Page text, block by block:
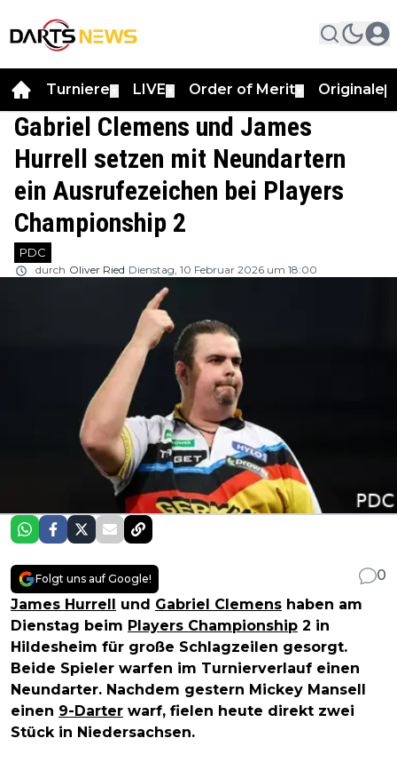
Turniere LIVE Order of Merit Originale
Gabriel Clemens und James
Hurrell setzen mit Neundartern
ein Ausrufezeichen bei Players
Championship 2
PDC
durch Oliver Ried Dienstag, 10 Februar 2026 um 18:00
Folgt uns auf Google!
0
James Hurrell und Gabriel Clemens haben am
Dienstag beim Players Championship 2 in
Hildesheim für große Schlagzeilen gesorgt.
Beide Spieler warfen im Turnierverlauf einen
Neundarter. Nachdem gestern Mickey Mansell
einen 9-Darter warf, fielen heute direkt zwei
Stück in Niedersachsen.